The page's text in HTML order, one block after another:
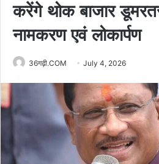
करेंगे थोक बाजार
नामकरण एवं लोकार्पण
36गढ़ी.COM July 4, 2026